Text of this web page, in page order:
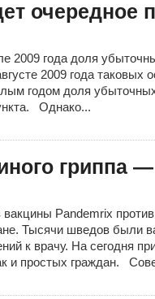
очередное
2009 года доля
2009 года таковых
годом доля
Однако...
гриппа
Pandemrix
Тысячи шведов были
к врачу. На сегодня
и простых граждан.